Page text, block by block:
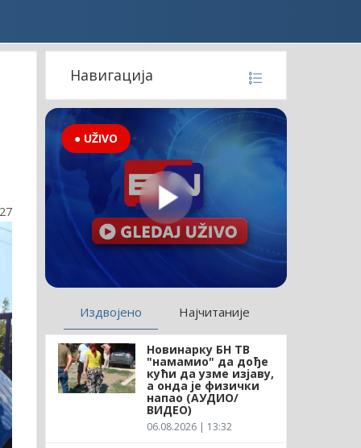
Навигација
● UŽIVO
Издвојено Најчитаније
Новинарку БН ТВ
"намамио" да дође
кући да узме изјаву,
а онда је физички
напао (АУДИО/
ВИДЕО)
06.08.2026 | 13:32